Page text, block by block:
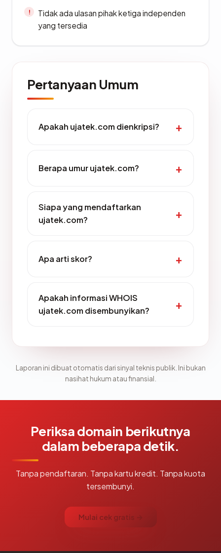
Tidak ada ulasan pihak ketiga independen
yang tersedia
Pertanyaan Umum
Apakah ujatek.com dienkripsi?
Berapa umur ujatek.com?
Siapa yang mendaftarkan
ujatek.com?
Apa arti skor?
Apakah informasi WHOIS
ujatek.com disembunyikan?
Laporan ini dibuat otomatis dari sinyal teknis publik. Ini bukan
nasihat hukum atau finansial.
Periksa domain berikutnya
dalam beberapa detik.
Tanpa pendaftaran. Tanpa kartu kredit. Tanpa kuota
tersembunyi.
Mulai cek gratis →